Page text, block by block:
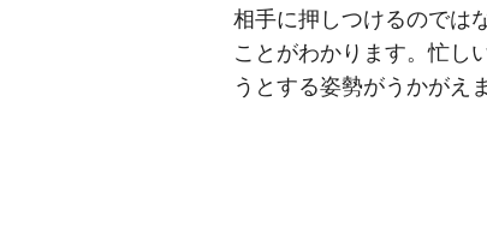
相手に押しつけるのでは
ことがわかります。忙し
うとする姿勢がうかがえ